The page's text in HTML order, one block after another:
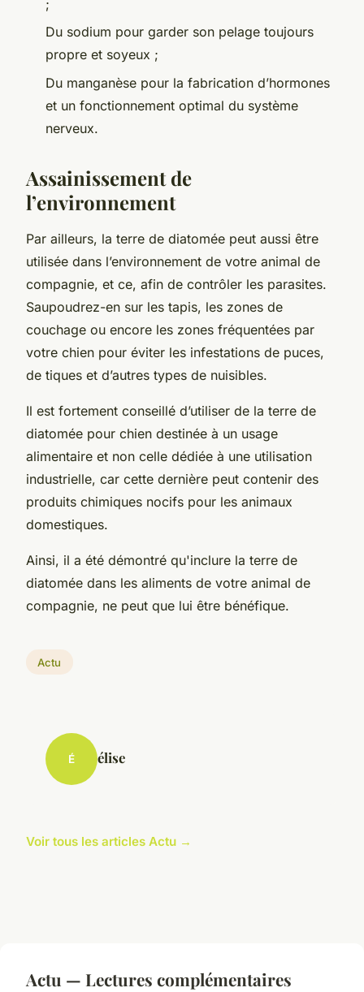
;
Du sodium pour garder son pelage toujours
propre et soyeux ;
Du manganèse pour la fabrication d’hormones
et un fonctionnement optimal du système
nerveux.
Assainissement de
l’environnement
Par ailleurs, la terre de diatomée peut aussi être
utilisée dans l’environnement de votre animal de
compagnie, et ce, afin de contrôler les parasites.
Saupoudrez-en sur les tapis, les zones de
couchage ou encore les zones fréquentées par
votre chien pour éviter les infestations de puces,
de tiques et d’autres types de nuisibles.
Il est fortement conseillé d’utiliser de la terre de
diatomée pour chien destinée à un usage
alimentaire et non celle dédiée à une utilisation
industrielle, car cette dernière peut contenir des
produits chimiques nocifs pour les animaux
domestiques.
Ainsi, il a été démontré qu'inclure la terre de
diatomée dans les aliments de votre animal de
compagnie, ne peut que lui être bénéfique.
Actu
É élise
Voir tous les articles Actu →
Actu — Lectures complémentaires